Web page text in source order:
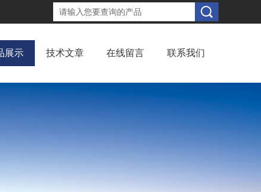
展示 技术文章 在线留言 联系我们